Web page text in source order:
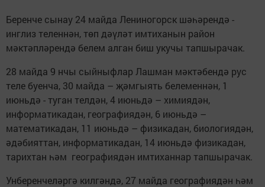
Беренче сынау 24 майда Лениногорск шәһәрендә -
инглиз теленнән, төп дәүләт имтиханын район
мәктәпләрендә белем алган биш укучы тапшырачак.
28 майда 9 нчы сыйныфлар Лашман мәктәбендә рус
теле буенча, 30 майда – җәмгыять белеменнән, 1
июньдә - туган телдән, 4 июньдә – химиядән,
информатикадан, географиядән, 6 июньдә –
математикадан, 11 июньдә – физикадан, биологиядән,
әдәбияттан, информатикадан, 14 июньдә физикадан,
тарихтан һәм географиядән имтиханнар тапшырачак.
Унберенчеләргә килгәндә, 27 майда географиядән һәм